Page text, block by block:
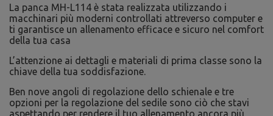
La panca MH-L114 è stata realizzata utilizzando i
macchinari più moderni controllati attreverso computer e
ti garantisce un allenamento efficace e sicuro nel comfort
della tua casa
L’attenzione ai dettagli e materiali di prima classe sono la
chiave della tua soddisfazione.
Ben nove angoli di regolazione dello schienale e tre
opzioni per la regolazione del sedile sono ciò che stavi
aspettando per rendere il tuo allenamento ancora più